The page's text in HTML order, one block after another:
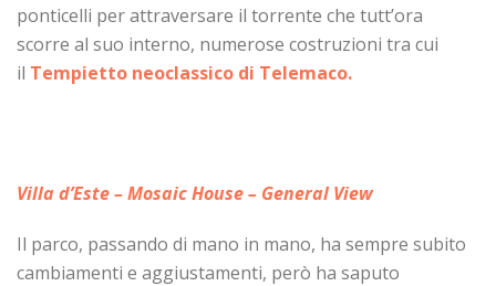
ponticelli per attraversare il torrente che tutt’ora
scorre al suo interno, numerose costruzioni tra cui
il Tempietto neoclassico di Telemaco.
Villa d’Este – Mosaic House – General View
Il parco, passando di mano in mano, ha sempre subito
cambiamenti e aggiustamenti, però ha saputo